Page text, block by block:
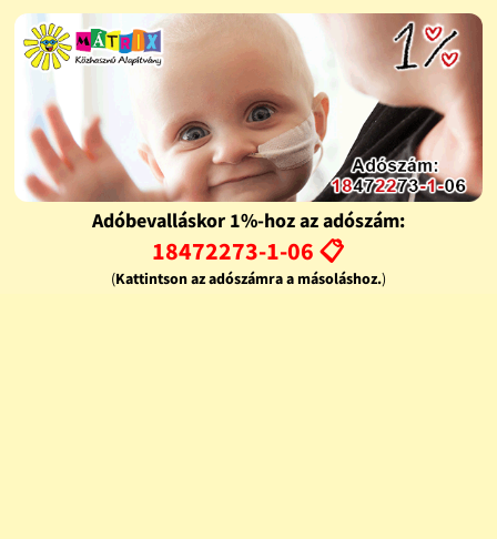
Adóbevalláskor 1%-hoz az adószám:
18472273-1-06 📋
(Kattintson az adószámra a másoláshoz.)